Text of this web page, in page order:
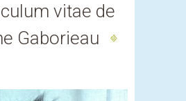
vitae de
Gaborieau